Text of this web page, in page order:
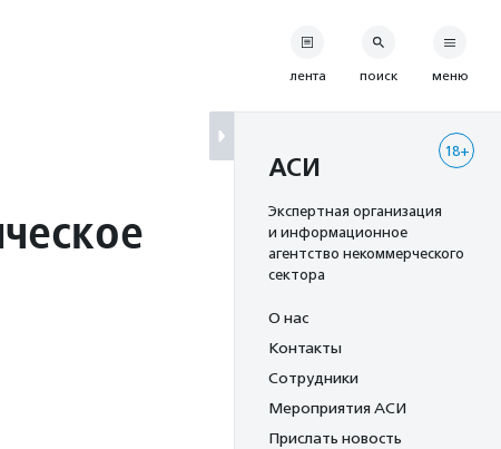
лента поиск меню
18+
АСИ
Экспертная организация
и информационное
агентство некоммерческого
сектора
О нас
Контакты
Сотрудники
Мероприятия АСИ
Прислать новость